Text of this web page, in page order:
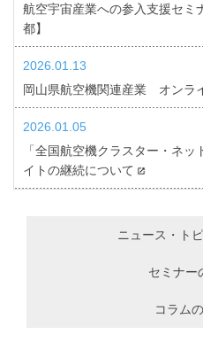
航空宇宙産業への参入支援セミ
都】
2026.01.13
岡山県航空機関連産業 オンラ
2026.01.05
「全国航空機クラスター・ネ
イトの継続について
ニュース・ト
セミナー
コラム